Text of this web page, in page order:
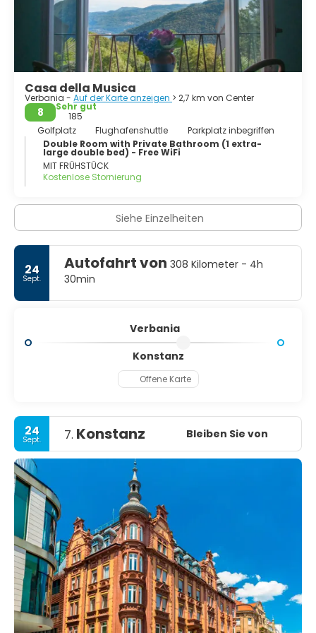
Possaccio, Suna, Torchiedo, Trobaso und Zoverallo.
Casa della Musica
Verbania - Auf der Karte anzeigen > 2,7 km von Center
8
Sehr gut
185
Golfplatz
Flughafenshuttle
Parkplatz inbegriffen
Double Room with Private Bathroom (1 extra-
large double bed) - Free WiFi
MIT FRÜHSTÜCK
Kostenlose Stornierung
Siehe Einzelheiten
24
Sept.
Autofahrt von 308 Kilometer - 4h
30min
Verbania
Konstanz
Offene Karte
24
Sept. 7. Konstanz Bleiben Sie von